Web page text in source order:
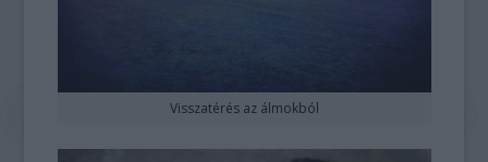
Visszatérés az álmokból